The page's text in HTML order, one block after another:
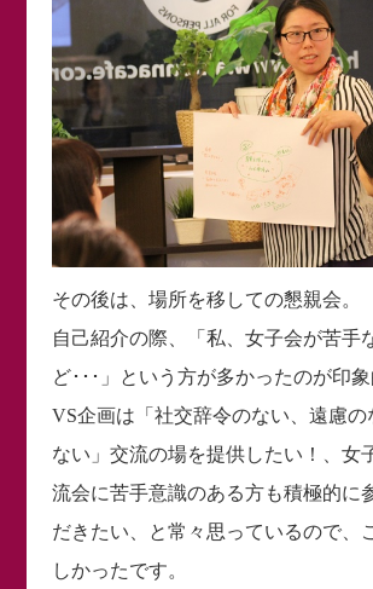
その後は、場所を移しての懇親会。
自己紹介の際、「私、女子会が苦手
ど･･･」という方が多かったのが印象
VS企画は「社交辞令のない、遠慮の
ない」交流の場を提供したい！、女
流会に苦手意識のある方も積極的に
だきたい、と常々思っているので、
しかったです。